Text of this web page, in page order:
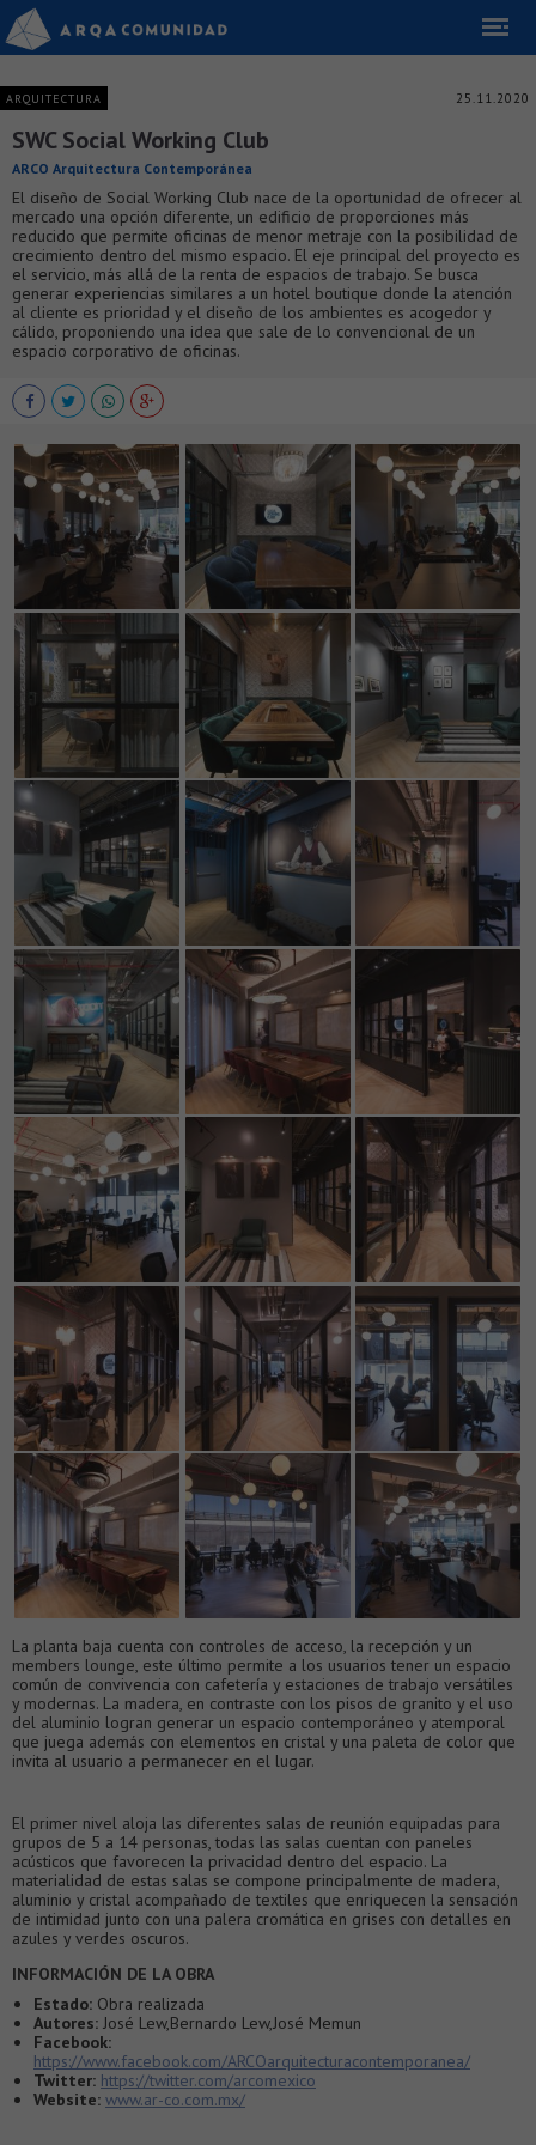
ARQUITECTURA 25.11.2020
SWC Social Working Club
ARCO Arquitectura Contemporánea
El diseño de Social Working Club nace de la oportunidad de ofrecer al
mercado una opción diferente, un edificio de proporciones más
reducido que permite oficinas de menor metraje con la posibilidad de
crecimiento dentro del mismo espacio. El eje principal del proyecto es
el servicio, más allá de la renta de espacios de trabajo. Se busca
generar experiencias similares a un hotel boutique donde la atención
al cliente es prioridad y el diseño de los ambientes es acogedor y
cálido, proponiendo una idea que sale de lo convencional de un
espacio corporativo de oficinas.
La planta baja cuenta con controles de acceso, la recepción y un
members lounge, este último permite a los usuarios tener un espacio
común de convivencia con cafetería y estaciones de trabajo versátiles
y modernas. La madera, en contraste con los pisos de granito y el uso
del aluminio logran generar un espacio contemporáneo y atemporal
que juega además con elementos en cristal y una paleta de color que
invita al usuario a permanecer en el lugar.
El primer nivel aloja las diferentes salas de reunión equipadas para
grupos de 5 a 14 personas, todas las salas cuentan con paneles
acústicos que favorecen la privacidad dentro del espacio. La
materialidad de estas salas se compone principalmente de madera,
aluminio y cristal acompañado de textiles que enriquecen la sensación
de intimidad junto con una palera cromática en grises con detalles en
azules y verdes oscuros.
INFORMACIÓN DE LA OBRA
Estado: Obra realizada
Autores: José Lew,Bernardo Lew,José Memun
Facebook:
https://www.facebook.com/ARCOarquitecturacontemporanea/
Twitter: https://twitter.com/arcomexico
Website: www.ar-co.com.mx/